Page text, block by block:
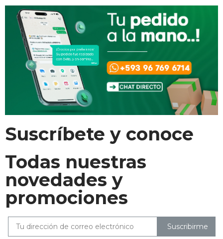
Suscríbete y conoce
Todas nuestras
novedades y
promociones
Suscribirme